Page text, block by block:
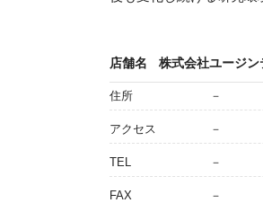
店舗名 株式会社ユージ
住所 －
アクセス －
TEL －
FAX －